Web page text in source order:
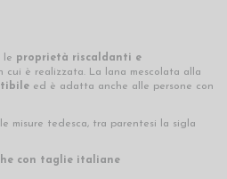
le proprietà riscaldanti e
cui è realizzata. La lana mescolata alla
ed è adatta anche alle persone con
misure tedesca, tra parentesi la sigla
con taglie italiane